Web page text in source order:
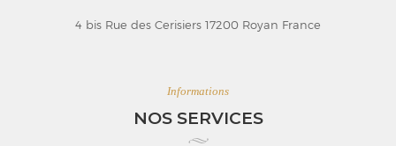
4 bis Rue des Cerisiers 17200 Royan France
Informations
NOS SERVICES